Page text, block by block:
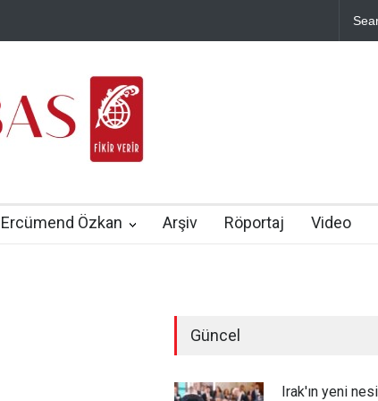
Ercümend Özkan Arşiv Röportaj Video
Güncel
Irak'ın yeni